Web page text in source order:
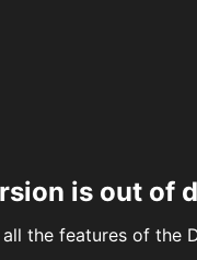
is out of
the features of the